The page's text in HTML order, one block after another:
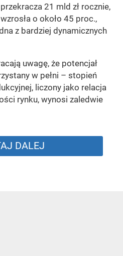
21 mld zł rocznie,
o około 45 proc.,
z bardziej dynamicznych
uwagę, że potencjał
w pełni – stopień
liczony jako relacja
rynku, wynosi zaledwie
DALEJ